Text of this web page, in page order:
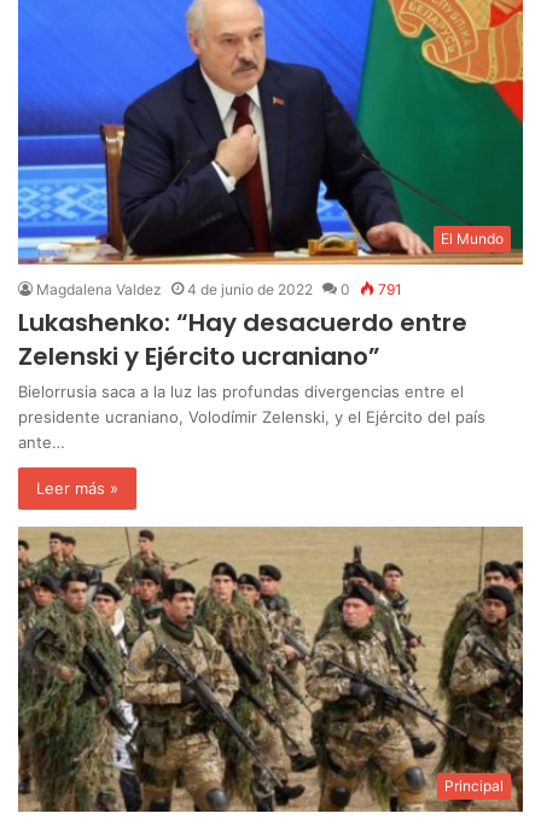
El Mundo
Magdalena Valdez 4 de junio de 2022 0 791
Lukashenko: “Hay desacuerdo entre
Zelenski y Ejército ucraniano”
Bielorrusia saca a la luz las profundas divergencias entre el
presidente ucraniano, Volodímir Zelenski, y el Ejército del país
ante…
Leer más »
Principal